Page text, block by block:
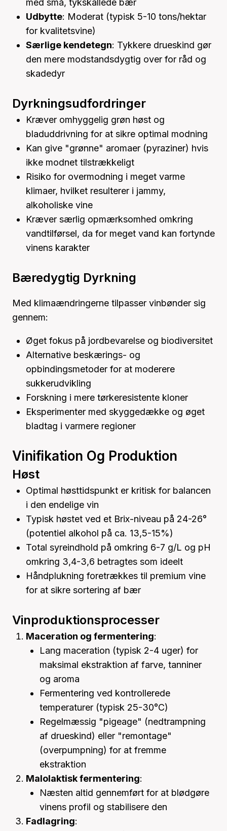
med små, tykskallede bær
Udbytte: Moderat (typisk 5-10 tons/hektar
for kvalitetsvine)
Særlige kendetegn: Tykkere drueskind gør
den mere modstandsdygtig over for råd og
skadedyr
Dyrkningsudfordringer
Kræver omhyggelig grøn høst og
bladuddrivning for at sikre optimal modning
Kan give "grønne" aromaer (pyraziner) hvis
ikke modnet tilstrækkeligt
Risiko for overmodning i meget varme
klimaer, hvilket resulterer i jammy,
alkoholiske vine
Kræver særlig opmærksomhed omkring
vandtilførsel, da for meget vand kan fortynde
vinens karakter
Bæredygtig Dyrkning
Med klimaændringerne tilpasser vinbønder sig
gennem:
Øget fokus på jordbevarelse og biodiversitet
Alternative beskærings- og
opbindingsmetoder for at moderere
sukkerudvikling
Forskning i mere tørkeresistente kloner
Eksperimenter med skyggedække og øget
bladtag i varmere regioner
Vinifikation Og Produktion
Høst
Optimal høsttidspunkt er kritisk for balancen
i den endelige vin
Typisk høstet ved et Brix-niveau på 24-26°
(potentiel alkohol på ca. 13,5-15%)
Total syreindhold på omkring 6-7 g/L og pH
omkring 3,4-3,6 betragtes som ideelt
Håndplukning foretrækkes til premium vine
for at sikre sortering af bær
Vinproduktionsprocesser
Maceration og fermentering:
Lang maceration (typisk 2-4 uger) for
maksimal ekstraktion af farve, tanniner
og aroma
Fermentering ved kontrollerede
temperaturer (typisk 25-30°C)
Regelmæssig "pigeage" (nedtrampning
af drueskind) eller "remontage"
(overpumpning) for at fremme
ekstraktion
Malolaktisk fermentering:
Næsten altid gennemført for at blødgøre
vinens profil og stabilisere den
Fadlagring: